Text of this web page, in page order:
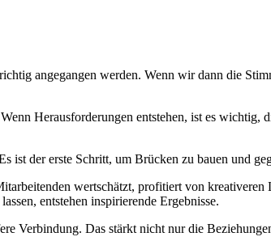
angegangen​ werden. Wenn wir dann die
Herausforderungen entstehen, ist es wichtig,
​ist der erste Schritt, um Brücken zu ⁢bauen und⁢
wertschätzt, profitiert von kreativeren
entstehen inspirierende Ergebnisse.
Verbindung. Das stärkt ‌nicht nur die